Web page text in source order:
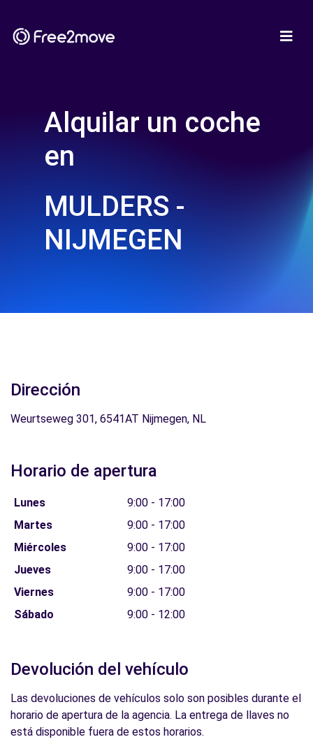
Alquilar un coche
en
MULDERS -
NIJMEGEN
Dirección
Weurtseweg 301, 6541AT Nijmegen, NL
Horario de apertura
Lunes
9:00 - 17:00
Martes
9:00 - 17:00
Miércoles
9:00 - 17:00
Jueves
9:00 - 17:00
Viernes
9:00 - 17:00
Sábado
9:00 - 12:00
Devolución del vehículo
Las devoluciones de vehículos solo son posibles durante el
horario de apertura de la agencia. La entrega de llaves no
está disponible fuera de estos horarios.